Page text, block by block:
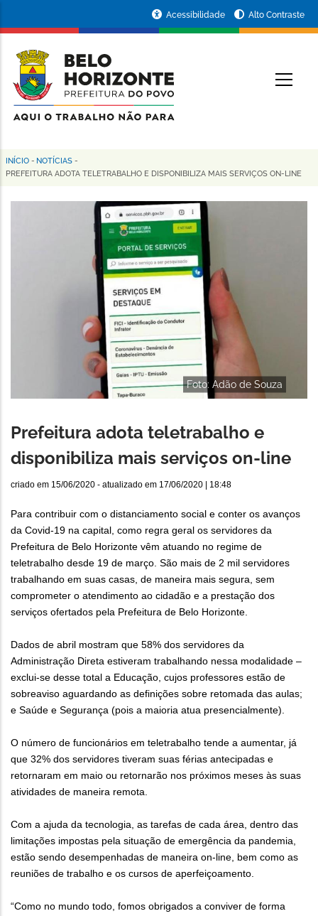
conteúdo
principal
da
Prefeitura
de
Horizonte
Acessibilidade Alto Contraste
Trilha
INÍCIO - NOTÍCIAS -
PREFEITURA ADOTA TELETRABALHO E DISPONIBILIZA MAIS SERVIÇOS ON-LINE
Foto: Adão de Souza
Prefeitura adota teletrabalho e
disponibiliza mais serviços on-line
criado em 15/06/2020 - atualizado em 17/06/2020 | 18:48
Para contribuir com o distanciamento social e conter os avanços
da Covid-19 na capital, como regra geral os servidores da
Prefeitura de Belo Horizonte vêm atuando no regime de
teletrabalho desde 19 de março. São mais de 2 mil servidores
trabalhando em suas casas, de maneira mais segura, sem
comprometer o atendimento ao cidadão e a prestação dos
serviços ofertados pela Prefeitura de Belo Horizonte.
Dados de abril mostram que 58% dos servidores da
Administração Direta estiveram trabalhando nessa modalidade –
exclui-se desse total a Educação, cujos professores estão de
sobreaviso aguardando as definições sobre retomada das aulas;
e Saúde e Segurança (pois a maioria atua presencialmente).
O número de funcionários em teletrabalho tende a aumentar, já
que 32% dos servidores tiveram suas férias antecipadas e
retornaram em maio ou retornarão nos próximos meses às suas
atividades de maneira remota.
Com a ajuda da tecnologia, as tarefas de cada área, dentro das
limitações impostas pela situação de emergência da pandemia,
estão sendo desempenhadas de maneira on-line, bem como as
reuniões de trabalho e os cursos de aperfeiçoamento.
“Como no mundo todo, fomos obrigados a conviver de forma